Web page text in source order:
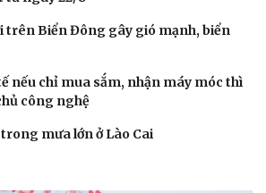
Hạt giống tâm hồn
trên Biển Đông gây gió mạnh, biển
nếu chỉ mua sắm, nhận máy móc thì
công nghệ
mưa lớn ở Lào Cai